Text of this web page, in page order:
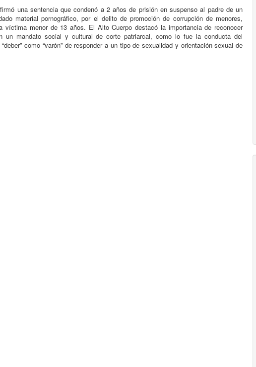
una sentencia que condenó a 2 años de prisión en suspenso al padre de un
material pornográfico, por el delito de promoción de corrupción de menores,
menor de 13 años. El Alto Cuerpo destacó la importancia de reconocer
un mandato social y cultural de corte patriarcal, como lo fue la conducta del
como “varón” de responder a un tipo de sexualidad y orientación sexual de